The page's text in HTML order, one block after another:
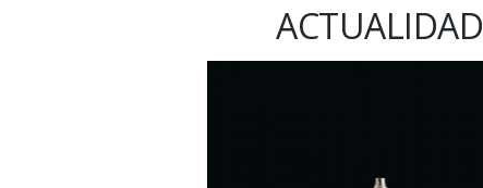
ACTUALIDAD